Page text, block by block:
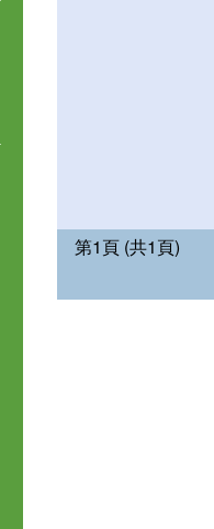
第1頁 (共1頁)